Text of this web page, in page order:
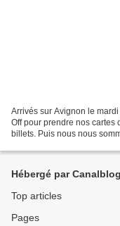
Arrivés sur Avignon le
Off pour prendre nos cartes
billets. Puis nous nous
Hébergé par Canalblog
Top articles
Pages